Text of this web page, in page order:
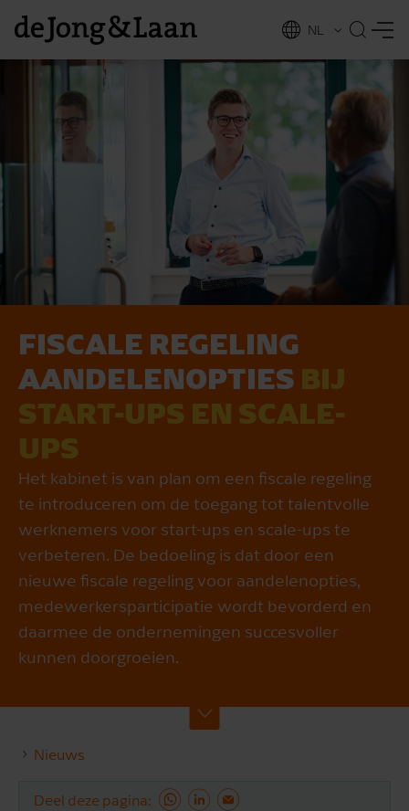
NL
EN
FISCALE REGELING
AANDELENOPTIES BIJ
START-UPS EN SCALE-
UPS
Het kabinet is van plan om een fiscale regeling
te introduceren om de toegang tot talentvolle
werknemers voor start-ups en scale-ups te
verbeteren. De bedoeling is dat door een
nieuwe fiscale regeling voor aandelenopties,
medewerkersparticipatie wordt bevorderd en
daarmee de ondernemingen succesvoller
kunnen doorgroeien.
Nieuws
Deel deze pagina